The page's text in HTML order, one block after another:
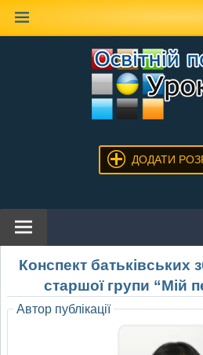
ДОДАТИ
Конспект батьківських
старшої групи “Мій
Автор публікації